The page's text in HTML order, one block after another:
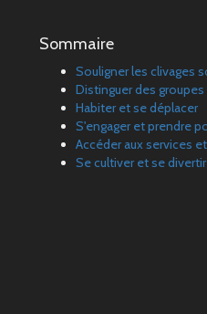
Sommaire
Souligner les clivages
Distinguer des
Habiter et se déplacer
S'engager et prendre
Accéder aux services
Se cultiver et se divertir